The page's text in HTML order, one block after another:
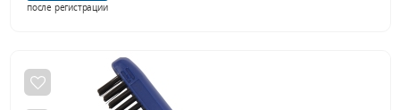
после регистрации